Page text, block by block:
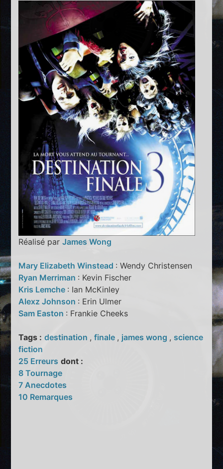
Réalisé parJames Wong
Mary Elizabeth Winstead : Wendy Christensen
Ryan Merriman : Kevin Fischer
Kris Lemche : Ian McKinley
Alexz Johnson : Erin Ulmer
Sam Easton : Frankie Cheeks
Tags : destination ,finale , james wong , science
fiction
25 Erreurs dont :
8 Tournage
7 Anecdotes
10 Remarques